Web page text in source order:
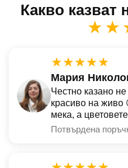
Какво казват
★★★★★
Мария
Честно казано
красиво на живо
мека, а
Потвърдена